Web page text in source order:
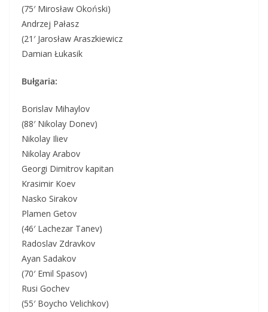
(75′ Mirosław Okoński)
Andrzej Pałasz
(21′ Jarosław Araszkiewicz
Damian Łukasik
Bułgaria:
Borislav Mihaylov
(88′ Nikolay Donev)
Nikolay Iliev
Nikolay Arabov
Georgi Dimitrov kapitan
Krasimir Koev
Nasko Sirakov
Plamen Getov
(46′ Lachezar Tanev)
Radoslav Zdravkov
Ayan Sadakov
(70′ Emil Spasov)
Rusi Gochev
(55′ Boycho Velichkov)